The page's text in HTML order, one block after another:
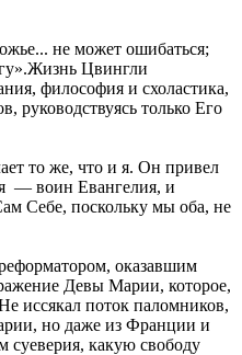
не может ошибаться;
Цвингли
философия и схоластика,
руководствуясь только Его
то же, что и я. Он привел
я — воин Евангелия, и
Себе, поскольку мы оба, не
оказавшим
Девы Марии, которое,
иссякал поток паломников,
но даже из Франции и
суеверия, какую свободу